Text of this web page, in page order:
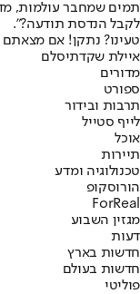
תמים שמחבר עולמות,
לקבל הנדסת תודעה?".
טעינו? נתקן! אם
איילת שקדתיסלם
מדורים
ספורט
תרבות ובידור
לייף סטייל
אוכל
תיירות
טכנולוגיה ומדע
הורוסקופ
ForReal
מגזין השבוע
דעות
חדשות בארץ
חדשות בעולם
פוליטי